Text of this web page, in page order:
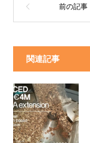
関連記事